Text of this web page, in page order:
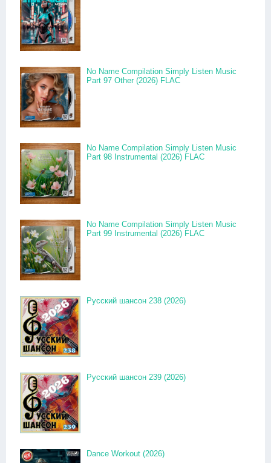
No Name Compilation Simply Listen Music
Part 97 Other (2026) FLAC
No Name Compilation Simply Listen Music
Part 98 Instrumental (2026) FLAC
No Name Compilation Simply Listen Music
Part 99 Instrumental (2026) FLAC
Русский шансон 238 (2026)
Русский шансон 239 (2026)
Dance Workout (2026)